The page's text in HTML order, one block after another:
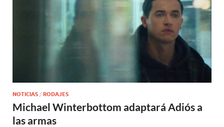
NOTICIAS / RODAJES
Michael Winterbottom adaptará Adiós a
las armas